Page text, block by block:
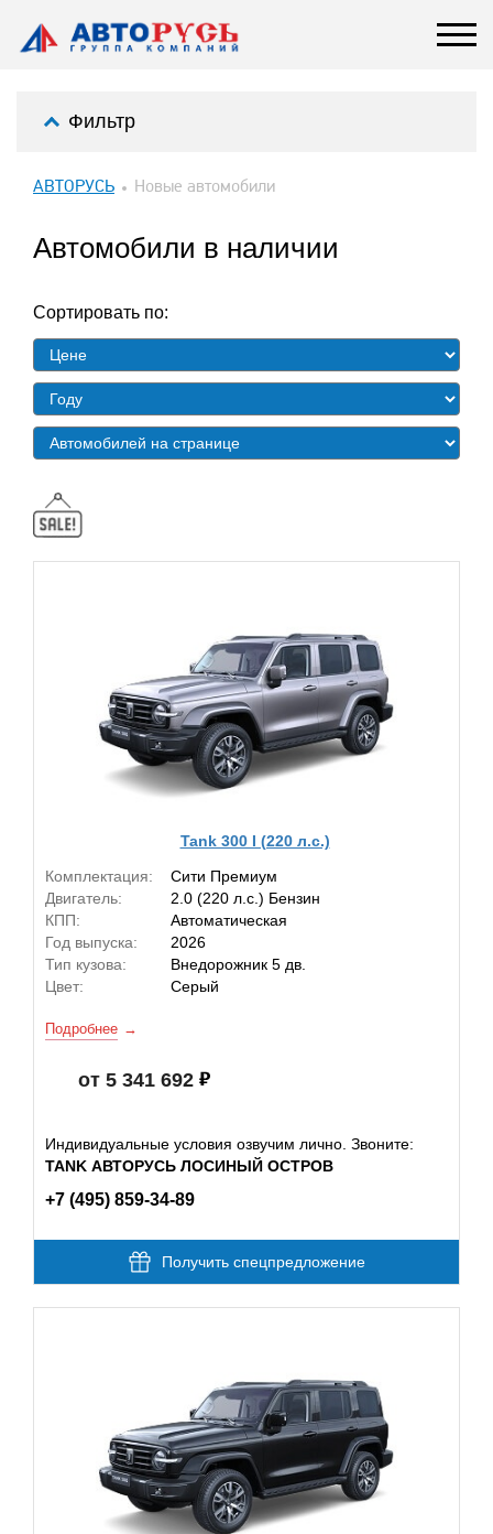
Фильтр
АВТОРУСЬ Новые автомобили
Автомобили в наличии
Сортировать по:
Tank 300 I (220 л.с.)
Комплектация:
Сити Премиум
Двигатель:
2.0 (220 л.с.) Бензин
КПП:
Автоматическая
Год выпуска:
2026
Тип кузова:
Внедорожник 5 дв.
Цвет:
Серый
Подробнее
от 5 341 692
Индивидуальные условия озвучим лично. Звоните:
TANK АВТОРУСЬ ЛОСИНЫЙ ОСТРОВ
+7 (495) 859-34-89
Получить спецпредложение